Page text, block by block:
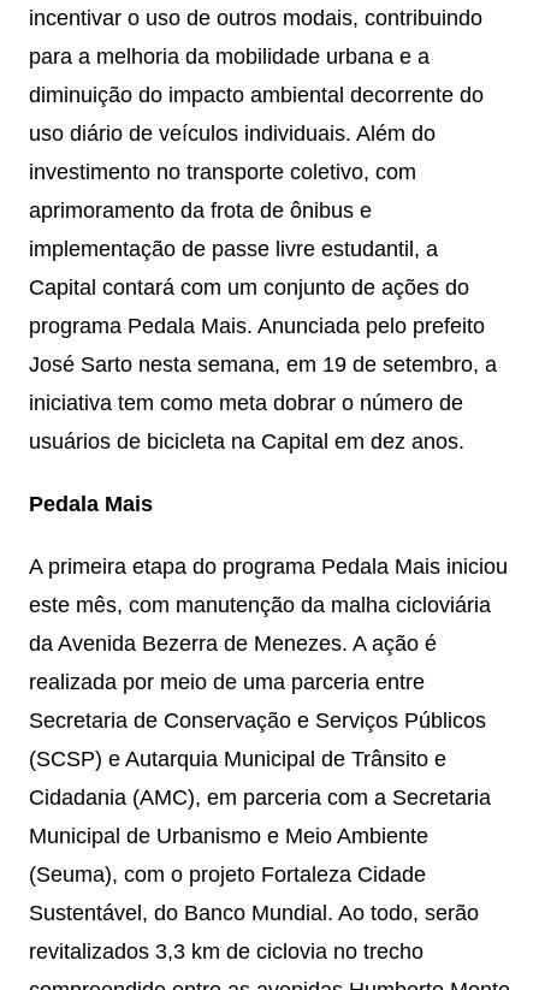
incentivar o uso de outros modais, contribuindo
para a melhoria da mobilidade urbana e a
diminuição do impacto ambiental decorrente do
uso diário de veículos individuais. Além do
investimento no transporte coletivo, com
aprimoramento da frota de ônibus e
implementação de passe livre estudantil, a
Capital contará com um conjunto de ações do
programa Pedala Mais. Anunciada pelo prefeito
José Sarto nesta semana, em 19 de setembro, a
iniciativa tem como meta dobrar o número de
usuários de bicicleta na Capital em dez anos.
Pedala Mais
A primeira etapa do programa Pedala Mais iniciou
este mês, com manutenção da malha cicloviária
da Avenida Bezerra de Menezes. A ação é
realizada por meio de uma parceria entre
Secretaria de Conservação e Serviços Públicos
(SCSP) e Autarquia Municipal de Trânsito e
Cidadania (AMC), em parceria com a Secretaria
Municipal de Urbanismo e Meio Ambiente
(Seuma), com o projeto Fortaleza Cidade
Sustentável, do Banco Mundial. Ao todo, serão
revitalizados 3,3 km de ciclovia no trecho